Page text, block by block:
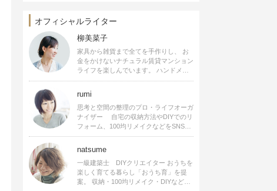
オフィシャルライター
柳美菜子
家具から雑貨まで全てを手作りし、 お
金をかけないナチュラル賃貸マンション
ライフを楽しんでいます。 ハンドメイ
ド雑貨やインテリアに関する著書も出
ます。
rumi
思考と空間の整理のプロ・ライフオーガ
ナイザー 自宅の収納方法やDIYでのリ
フォーム、100均リメイクなどをSNSで
公開中。 収納やリメイク、インテリア
シピ提供、店舗プロデュース 2016年９
月に宝島社より【Rumiのおうち時間を
楽しむインテリア】を出版しました。
natsume
一級建築士 DIYクリエイター おうちを
楽しく育てる暮らし「おうち育」を提
案。 収納・100均リメイク・DIYなどお